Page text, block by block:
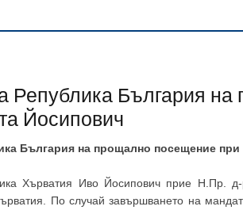
Република България
Йосипович
България на прощално посещение
Хърватия Иво Йосипович прие Н.Пр.
По случай завършването на